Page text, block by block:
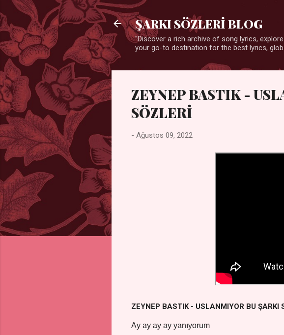
ŞARKI SÖZLERİ BLOG
"Discover a rich archive of song lyrics,
your go-to destination for the best lyrics,
ZEYNEP BASTIK -
SÖZLERİ
- Ağustos 09, 2022
ZEYNEP BASTIK - USLANMIYOR BU ŞARKI
Ay ay ay ay yanıyorum